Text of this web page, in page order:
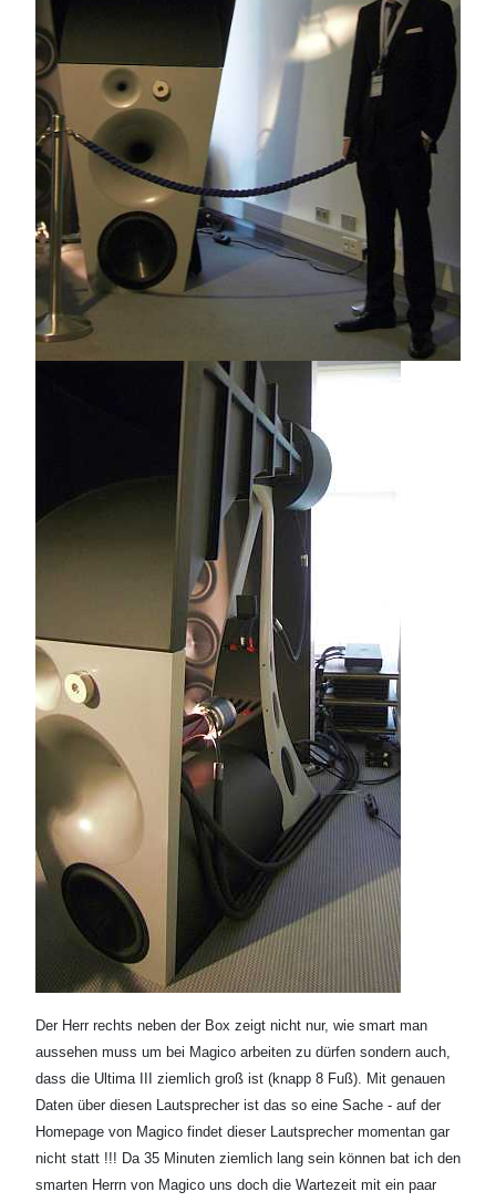
Der Herr rechts neben der Box zeigt nicht nur, wie smart man
aussehen muss um bei Magico arbeiten zu dürfen sondern auch,
dass die Ultima III ziemlich groß ist (knapp 8 Fuß). Mit genauen
Daten über diesen Lautsprecher ist das so eine Sache - auf der
Homepage von Magico findet dieser Lautsprecher momentan gar
nicht statt !!! Da 35 Minuten ziemlich lang sein können bat ich den
smarten Herrn von Magico uns doch die Wartezeit mit ein paar